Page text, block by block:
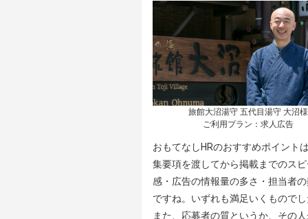
旅館大沼湯守 五代目湯守 大沼様
ご利用プラン：求人広告
おもてなしHRのおすすめポイント
集要項を渡してから掲載までのス
感・広告の情報量の多さ・担当者
ですね。いずれも満足いくもので
また、応募者の質というか、その